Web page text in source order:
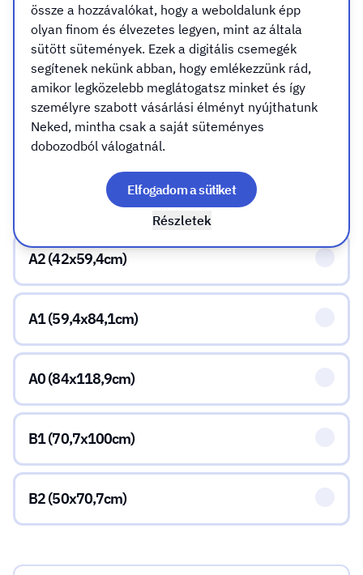
Méret
Méret
A5 (14,8x21cm)
A4 (21x29,7cm)
A3 (29,7x42cm)
A2 (42x59,4cm)
A1 (59,4x84,1cm)
A0 (84x118,9cm)
B1 (70,7x100cm)
B2 (50x70,7cm)
össze a hozzávalókat, hogy a weboldalunk épp
olyan finom és élvezetes legyen, mint az általa
sütött sütemények. Ezek a digitális csemegék
segítenek nekünk abban, hogy emlékezzünk rád,
amikor legközelebb meglátogatsz minket és így
személyre szabott vásárlási élményt nyújthatunk
Neked, mintha csak a saját süteményes
dobozodból válogatnál.
Részletek
Elfogadom a sütiket